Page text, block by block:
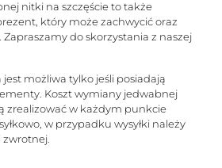
nitki na szczęście to także
który może zachwycić oraz
Zapraszamy do skorzystania z naszej
możliwa tylko jeśli posiadają
Koszt wymiany jedwabnej
zrealizować w każdym punkcie
w przypadku wysyłki należy
zwrotnej.